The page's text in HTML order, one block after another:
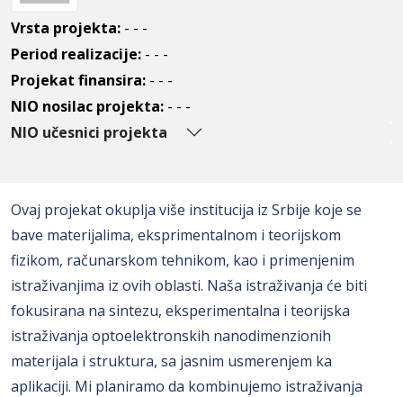
Vrsta projekta: - - -
Period realizacije: - - -
Projekat finansira: - - -
NIO nosilac projekta: - - -
NIO učesnici projekta
Ovaj projekat okuplja više institucija iz Srbije koje se
bave materijalima, eksprimentalnom i teorijskom
fizikom, računarskom tehnikom, kao i primenjenim
istraživanjima iz ovih oblasti. Naša istraživanja će biti
fokusirana na sintezu, eksperimentalna i teorijska
istraživanja optoelektronskih nanodimenzionih
materijala i struktura, sa jasnim usmerenjem ka
aplikaciji. Mi planiramo da kombinujemo istraživanja